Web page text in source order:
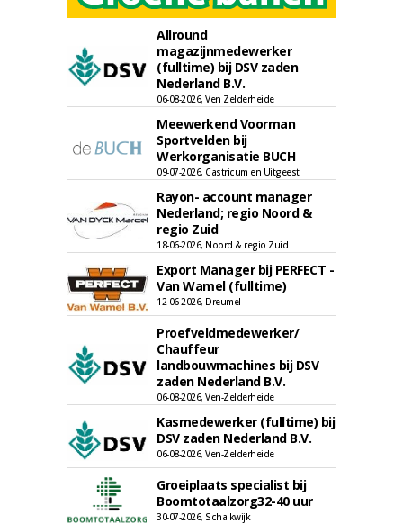
Allround
magazijnmedewerker
(fulltime) bij DSV zaden
Nederland B.V.
06-08-2026, Ven Zelderheide
Meewerkend Voorman
Sportvelden bij
Werkorganisatie BUCH
09-07-2026, Castricum en Uitgeest
Rayon- account manager
Nederland; regio Noord &
regio Zuid
18-06-2026, Noord & regio Zuid
Export Manager bij PERFECT -
Van Wamel (fulltime)
12-06-2026, Dreumel
Proefveldmedewerker/
Chauffeur
landbouwmachines bij DSV
zaden Nederland B.V.
06-08-2026, Ven-Zelderheide
Kasmedewerker (fulltime) bij
DSV zaden Nederland B.V.
06-08-2026, Ven-Zelderheide
Groeiplaats specialist bij
Boomtotaalzorg32-40 uur
30-07-2026, Schalkwijk